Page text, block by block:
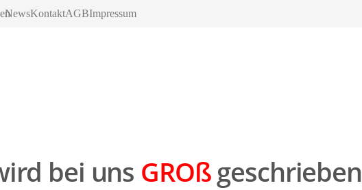
NewsKontaktAGBImpressum
bei uns GROßgeschrieben